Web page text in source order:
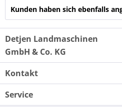
Kunden haben sich ebenfalls
Detjen Landmaschinen
GmbH & Co. KG
Kontakt
Service